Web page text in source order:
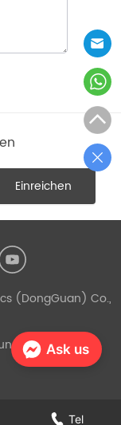
Tel
Einreichen
(DongGuan) Co.,
Unterstützt
Ask us